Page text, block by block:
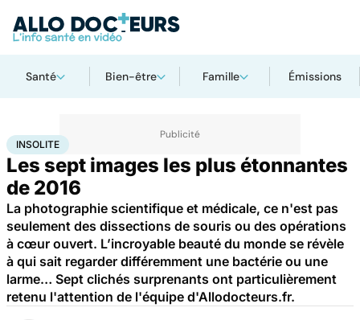
Santé Bien-être Famille Émissions
AccueilSanté
INSOLITE
Les sept images les plus étonnantes
de 2016
La photographie scientifique et médicale, ce n'est pas
seulement des dissections de souris ou des opérations
à cœur ouvert. L’incroyable beauté du monde se révèle
à qui sait regarder différemment une bactérie ou une
larme… Sept clichés surprenants ont particulièrement
retenu l'attention de l'équipe d'Allodocteurs.fr.